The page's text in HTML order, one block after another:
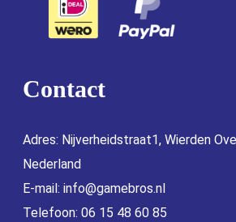
Contact
Adres: Nijverheidstraat1, Wierden
Nederland
E-mail: info@gamebros.nl
Telefoon: 06 15 48 60 85